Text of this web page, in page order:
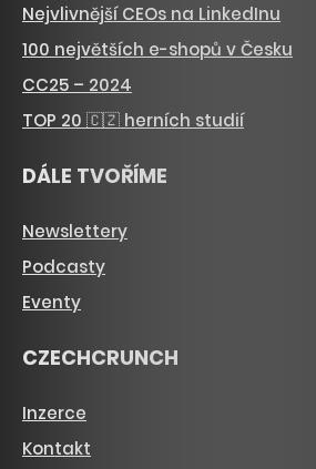
Nejvlivnější CEOs na LinkedInu
100 největších e-shopů v Česku
CC25 – 2024
TOP 20 🇨🇿 herních studií
DÁLE TVOŘÍME
Newslettery
Podcasty
Eventy
CZECHCRUNCH
Inzerce
Kontakt